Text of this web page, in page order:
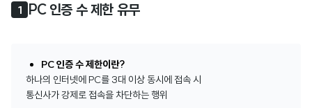
1 PC 인증 수 제한 유무
PC 인증 수 제한이란?
하나의 인터넷에 PC를 3대 이상 동시에 접속 시
통신사가 강제로 접속을 차단하는 행위